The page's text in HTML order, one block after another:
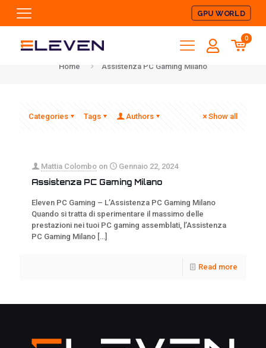
GPU WORLD
0
Assistenza PC
Gaming Milano
Home Assistenza PC Gaming Milano
Categories Tags Authors Show all
Mattia Colombo on Gennaio 22, 2024
Assistenza PC Gaming Milano
Eleven PC Gaming – L’Assistenza PC Gaming Milano
Quando si tratta di sperimentare il massimo delle
prestazioni nei tuoi PC gaming assemblati, l’Assistenza
PC Gaming Milano […]
Read more